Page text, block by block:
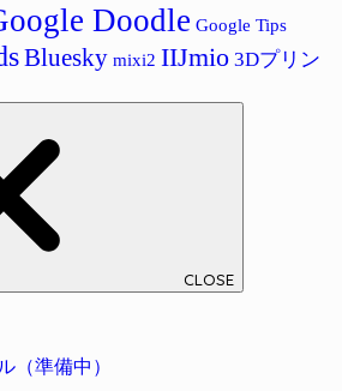
Doodle Google Tips
Bluesky mixi2 IIJmio 3Dプリン
CLOSE
（準備中）